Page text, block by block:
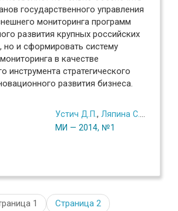
государственного управления
мониторинга программ
развития крупных российских
но и сформировать систему
в качестве
инструмента стратегического
развития бизнеса.
Устич Д.П. , Ляпина С.Ю.
МИ — 2014, №1
1 Страница 2